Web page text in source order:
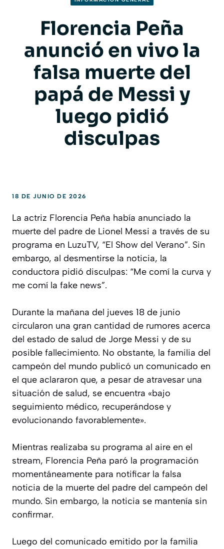
Florencia Peña
anunció en vivo la
falsa muerte del
papá de Messi y
luego pidió
disculpas
18 DE JUNIO DE 2026
La actriz Florencia Peña había anunciado la
muerte del padre de Lionel Messi a través de su
programa en LuzuTV, “El Show del Verano”. Sin
embargo, al desmentirse la noticia, la
conductora pidió disculpas: “Me comí la curva y
me comí la fake news”.
Durante la mañana del jueves 18 de junio
circularon una gran cantidad de rumores acerca
del estado de salud de Jorge Messi y de su
posible fallecimiento. No obstante, la familia del
campeón del mundo publicó un comunicado en
el que aclararon que, a pesar de atravesar una
situación de salud, se encuentra «bajo
seguimiento médico, recuperándose y
evolucionando favorablemente».
Mientras realizaba su programa al aire en el
stream, Florencia Peña paró la programación
momentáneamente para notificar la falsa
noticia de la muerte del padre del campeón del
mundo. Sin embargo, la noticia se mantenía sin
confirmar.
Luego del comunicado emitido por la familia